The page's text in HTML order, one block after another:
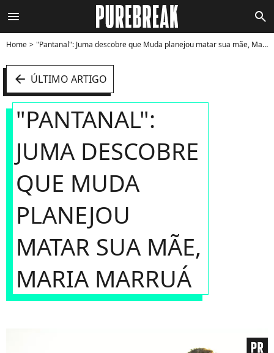
menu search
Home "Pantanal": Juma descobre que Muda planejou matar sua mãe, Maria Marruá - Foto
arrow_left ÚLTIMO ARTIGO
"PANTANAL":
JUMA DESCOBRE
QUE MUDA
PLANEJOU
MATAR SUA MÃE,
MARIA MARRUÁ